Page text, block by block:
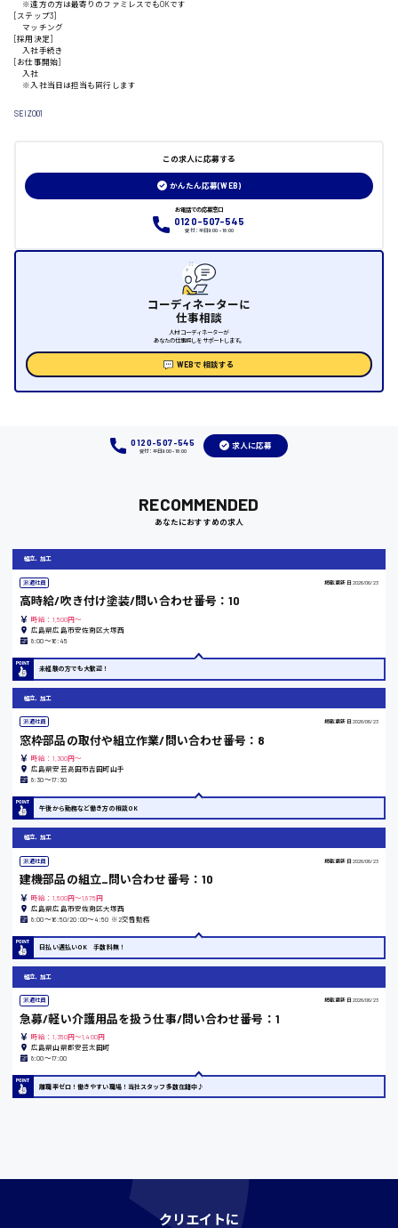
山口県
大阪府
熊本県
東京都
島根県
香川県
愛知県
日給制すべて
時給1000円～
時給1200円〜
時給1100円〜
※遠方の方は最寄りのファミレスでもOKです
[ステップ3]
マッチング
[採用決定]
入社手続き
[お仕事開始]
入社
※入社当日は担当も同行します
SEIZO01
この求人に応募する
かんたん応募(WEB)
お電話での応募窓口
0120-507-545
受付：平日9:00 - 18:00
コーディネーターに
仕事相談
人材コーディネーターが
あなたの仕事探しをサポートします。
WEBで相談する
0120-507-545
受付：平日9:00 - 18:00
求人に応募
RECOMMENDED
あなたにおすすめの求人
組立、加工
派遣社員 掲載更新日 2026/06/23
高時給/吹き付け塗装/問い合わせ番号：10
時給：1,500円～
広島県広島市安佐南区大塚西
8:00〜16:45
未経験の方でも大歓迎！
組立、加工
派遣社員 掲載更新日 2026/06/23
窓枠部品の取付や組立作業/問い合わせ番号：8
時給：1,300円～
広島県安芸高田市吉田町山手
8:30〜17:30
午後から勤務など働き方の相談OK
組立、加工
派遣社員 掲載更新日 2026/06/23
建機部品の組立_問い合わせ番号：10
時給：1,500円～1,875円
広島県広島市安佐南区大塚西
8:00〜16:50/20:00〜4:50 ※2交替勤務
日払い週払いOK 手数料無！
組立、加工
派遣社員 掲載更新日 2026/06/23
急募/軽い介護用品を扱う仕事/問い合わせ番号：1
時給：1,350円～1,400円
広島県山県郡安芸太田町
8:00〜17:00
離職率ゼロ！働きやすい職場！当社スタッフ多数在籍中♪
クリエイトに